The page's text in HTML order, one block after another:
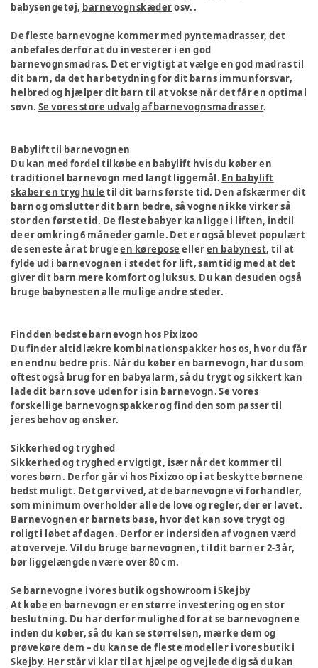
babysengetøj, barnevognskæderosv. .
De fleste barnevogne kommer med pyntemadrasser, det
anbefales derfor at du investerer i en god
barnevognsmadras. Det er vigtigt at vælge en god madras til
dit barn, da det har betydning for dit barns immunforsvar,
helbred og hjælper dit barn til at vokse når det får en optimal
søvn. Se vores store udvalg af barnevognsmadrasser.
Babylift til barnevognen
Du kan med fordel tilkøbe en babylift hvis du køber en
traditionel barnevogn med langt liggemål. En babylift
skaber en tryg hule til dit barns første tid. Den afskærmer dit
barn og omslutter dit barn bedre, så vognen ikke virker så
stor den første tid. De fleste babyer kan ligge i liften, indtil
de er omkring 6 måneder gamle. Det er også blevet populært
de seneste år at brugeen kørepose elleren babynest, til at
fylde ud i barnevognen i stedet for lift, samtidig med at det
giver dit barn mere komfort og luksus. Du kan desuden også
bruge babynesten alle mulige andre steder.
Find den bedste barnevogn hos Pixizoo
Du finder altid lækre kombinationspakker hos os, hvor du får
en endnu bedre pris. Når du køber en barnevogn, har du som
oftest også brug for en babyalarm, så du trygt og sikkert kan
lade dit barn sove udenfor i sin barnevogn. Se vores
forskellige barnevognspakker og find den som passer til
jeres behov og ønsker.
Sikkerhed og tryghed
Sikkerhed og tryghed er vigtigt, især når det kommer til
vores børn. Derfor går vi hos Pixizoo op i at beskytte børnene
bedst muligt. Det gør vi ved, at de barnevogne vi forhandler,
som minimum overholder alle de love og regler, der er lavet.
Barnevognen er barnets base, hvor det kan sove trygt og
roligt i løbet af dagen. Derfor er indersiden af vognen værd
at overveje. Vil du bruge barnevognen, til dit barn er 2-3 år,
bør liggelængden være over 80 cm.
Se barnevogne i vores butik og showroom i Skejby
At købe en barnevogn er en større investering og en stor
beslutning. Du har derfor mulighed for at se barnevognene
inden du køber, så du kan se størrelsen, mærke dem og
prøvekøre dem – du kan se de fleste modeller i vores butik i
Skejby. Her står vi klar til at hjælpe og vejlede dig så du kan